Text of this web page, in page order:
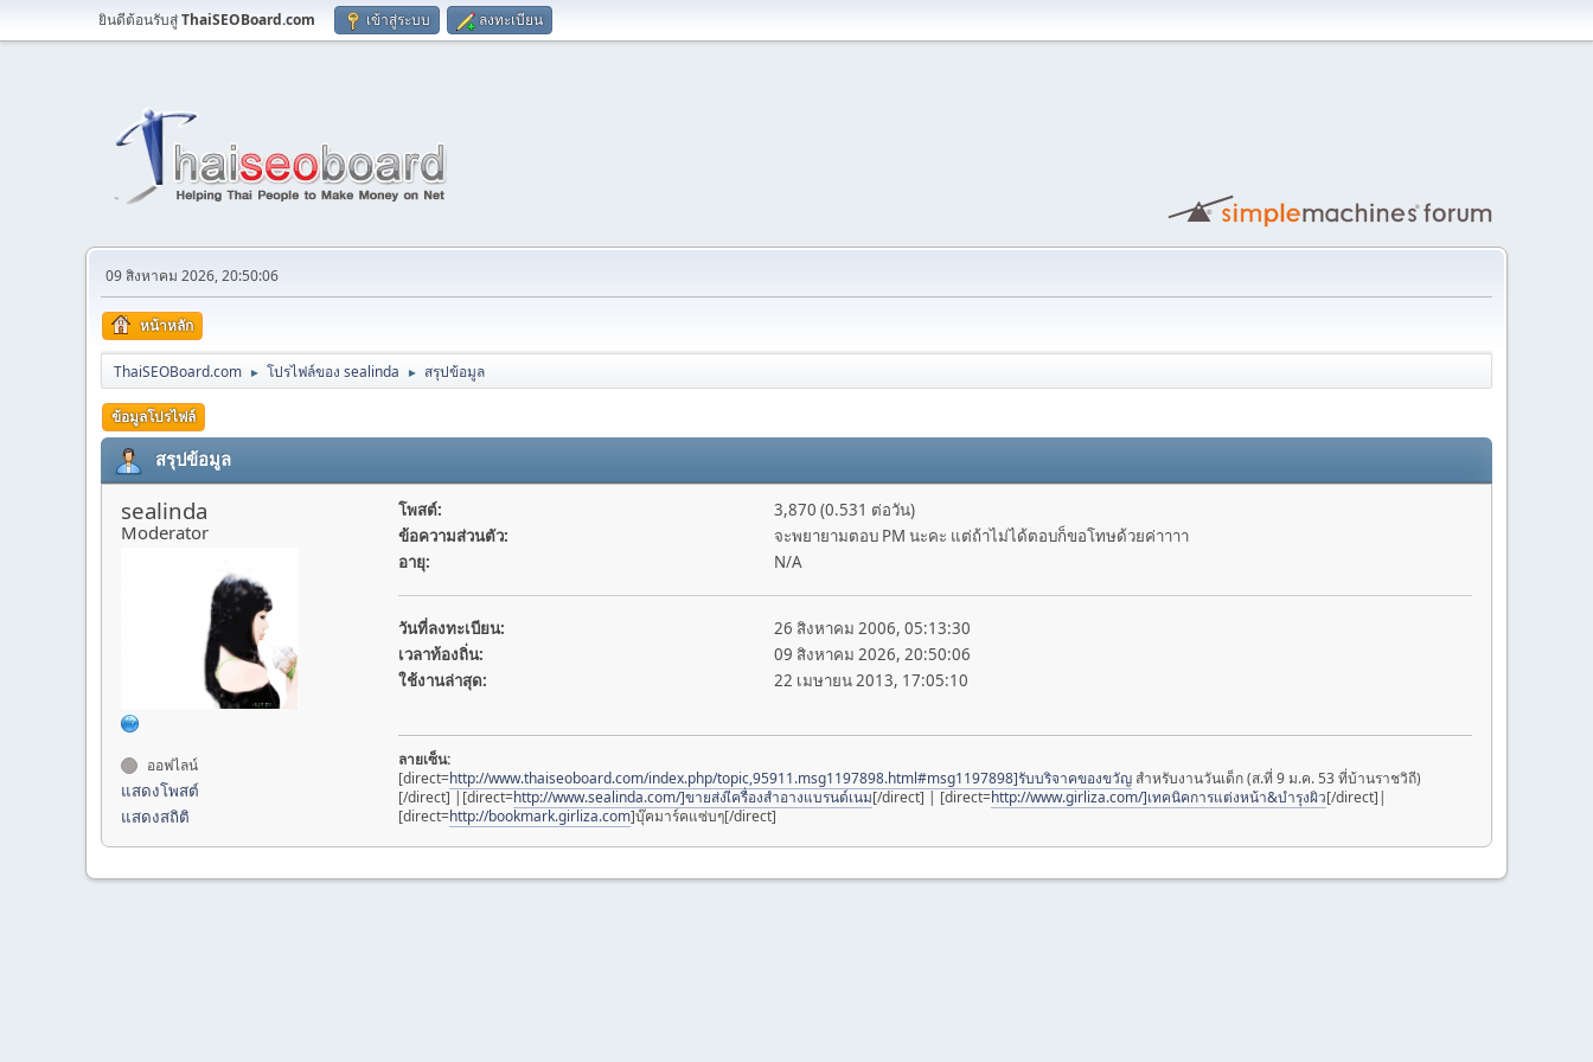
ยินดีต้อนรับสู่ThaiSEOBoard.com เข้าสู่ระบบ ลงทะเบียน
09 สิงหาคม 2026, 20:50:06
หน้าหลัก
ThaiSEOBoard.com ► โปรไฟล์ของ sealinda ► สรุปข้อมูล
ข้อมูลโปรไฟล์
สรุปข้อมูล
sealinda
Moderator
ออฟไลน์
แสดงโพสต์
แสดงสถิติ
โพสต์:
3,870 (0.531 ต่อวัน)
ข้อความส่วนตัว:
จะพยายามตอบ PM นะคะ แต่ถ้าไม่ได้ตอบก็ขอโทษด้วยค่าาาา
อายุ:
N/A
วันที่ลงทะเบียน:
26 สิงหาคม 2006, 05:13:30
เวลาท้องถิ่น:
09 สิงหาคม 2026, 20:50:06
ใช้งานล่าสุด:
22 เมษายน 2013, 17:05:10
ลายเซ็น:
[direct=http://www.thaiseoboard.com/index.php/topic,95911.msg1197898.html#msg1197898]รับบริจาคของขวัญสำหรับงานวันเด็ก (ส.ที่ 9 ม.ค. 53 ที่บ้านราชวิถี)
[/direct] |[direct=http://www.sealinda.com/]ขายส่งเีครื่องสำอางแบรนด์เนม[/direct] | [direct=http://www.girliza.com/]เทคนิคการแต่งหน้า&บำรุงผิว[/direct]|
[direct=http://bookmark.girliza.com]บุ๊คมาร์คแซ่บๆ[/direct]